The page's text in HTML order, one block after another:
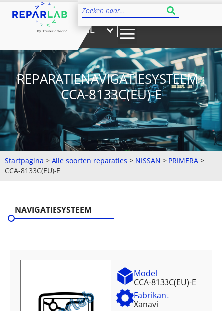
NL
REPARATIENAVIGATIESYSTEEM :
CCA-8133C(EU)-E
Startpagina > Alle soorten reparaties > NISSAN > PRIMERA >
CCA-8133C(EU)-E
NAVIGATIESYSTEEM
Model
CCA-8133C(EU)-E
Fabrikant
Xanavi